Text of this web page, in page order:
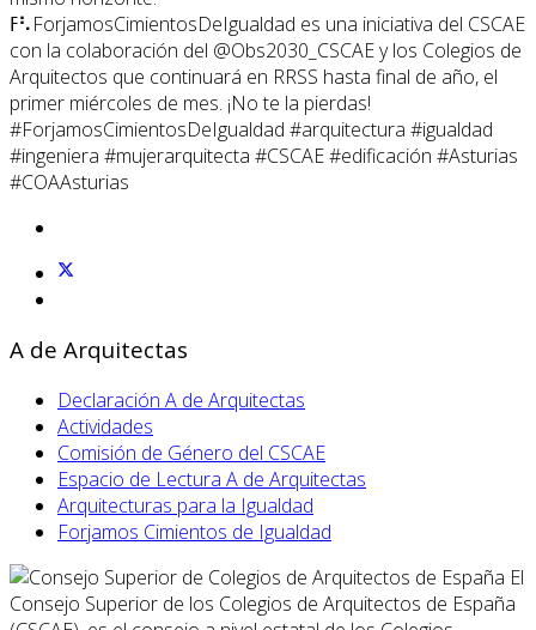
ߓ⠣ForjamosCimientosDeIgualdad es una iniciativa del CSCAE
con la colaboración del @Obs2030_CSCAE y los Colegios de
Arquitectos que continuará en RRSS hasta final de año, el
primer miércoles de mes. ¡No te la pierdas!
#ForjamosCimientosDeIgualdad #arquitectura #igualdad
#ingeniera #mujerarquitecta #CSCAE #edificación #Asturias
#COAAsturias
A de Arquitectas
Declaración A de Arquitectas
Actividades
Comisión de Género del CSCAE
Espacio de Lectura A de Arquitectas
Arquitecturas para la Igualdad
Forjamos Cimientos de Igualdad
El
Consejo Superior de los Colegios de Arquitectos de España